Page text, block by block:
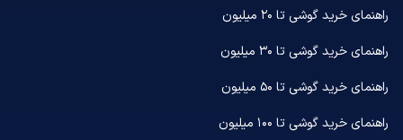
راهنمای خرید گوشی تا ۲۰ میلیون
راهنمای خرید گوشی تا ۳۰ میلیون
راهنمای خرید گوشی تا ۵۰ میلیون
راهنمای خرید گوشی تا ۱۰۰ میلیون